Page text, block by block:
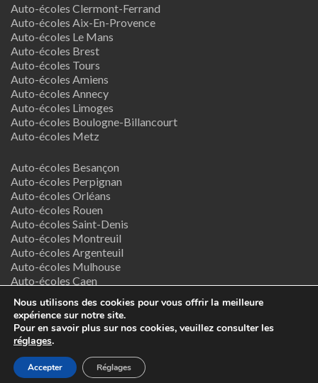
Auto-écoles Clermont-Ferrand
Auto-écoles Aix-En-Provence
Auto-écoles Le Mans
Auto-écoles Brest
Auto-écoles Tours
Auto-écoles Amiens
Auto-écoles Annecy
Auto-écoles Limoges
Auto-écoles Boulogne-Billancourt
Auto-écoles Metz
Auto-écoles Besançon
Auto-écoles Perpignan
Auto-écoles Orléans
Auto-écoles Rouen
Auto-écoles Saint-Denis
Auto-écoles Montreuil
Auto-écoles Argenteuil
Auto-écoles Mulhouse
Auto-écoles Caen
Termes & Conditions
Copyright © 2026Supreme Directory Theme
WordPress
Nous utilisons des cookies pour vous offrir la meilleure
expérience sur notre site.
Pour en savoir plus sur nos cookies, veuillez consulter les
réglages.
Accepter Réglages